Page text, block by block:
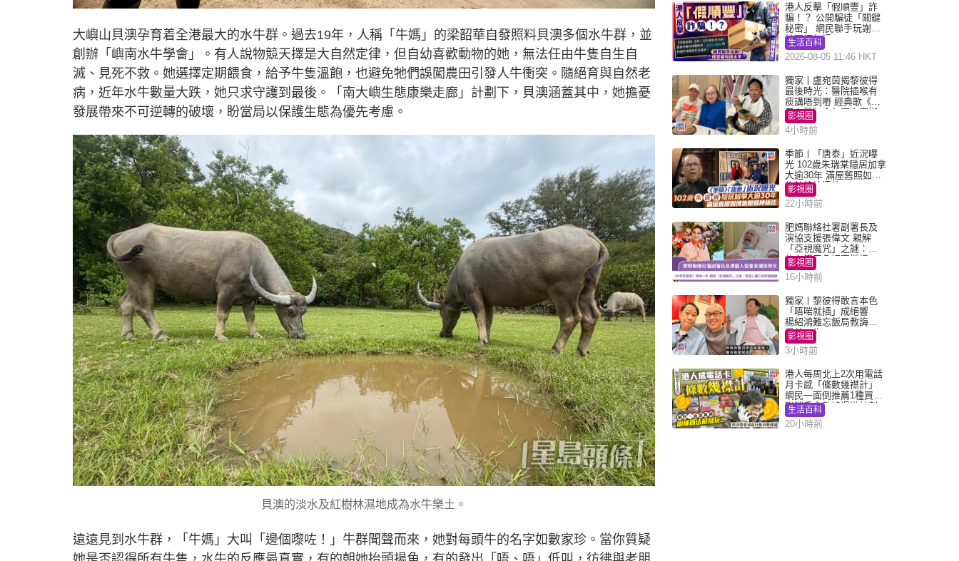
大嶼山貝澳孕育着全港最大的水牛群。過去19年，人稱「牛媽」的梁韶華自發照料貝澳多個水牛群，並
創辦「嶼南水牛學會」。有人說物競天擇是大自然定律，但自幼喜歡動物的她，無法任由牛隻自生自
滅、見死不救。她選擇定期餵食，給予牛隻溫飽，也避免牠們誤闖農田引發人牛衝突。隨絕育與自然老
病，近年水牛數量大跌，她只求守護到最後。「南大嶼生態康樂走廊」計劃下，貝澳涵蓋其中，她擔憂
發展帶來不可逆轉的破壞，盼當局以保護生態為優先考慮。
貝澳的淡水及紅樹林濕地成為水牛樂土。
遠遠見到水牛群，「牛媽」大叫「邊個嚟咗！」牛群聞聲而來，她對每頭牛的名字如數家珍。當你質疑
港人反擊「假順豐」詐
騙！？ 公開騙徒「關鍵
秘密」 網民聯手玩謝：
練習緬甸語
生活百科
2026-08-05 11:46 HKT
獨家丨盧宛茵揭黎彼得
最後時光：醫院插喉有
痰講唔到嘢 經典歌《浪
子心聲》金句源自廟街
睇相佬
影視圈
4小時前
季節丨「唐泰」近況曝
光 102歲朱瑞棠隱居加拿
大逾30年 滿屋舊照如博
物館精神極佳
影視圈
22小時前
肥媽聯絡社署副署長及
演協支援張偉文 親解
「亞視魔咒」之謎：有
信心鐵三角評審繼續
影視圈
16小時前
獨家丨黎彼得敢言本色
「唔啱就插」成絕響
楊紹鴻難忘飯局教誨：
受益一生
影視圈
3小時前
港人每周北上2次用電話
月卡感「條數幾襟計」
網民一面倒推薦1種買法
附消委會數據漫遊計劃
消費提示
生活百科
20小時前